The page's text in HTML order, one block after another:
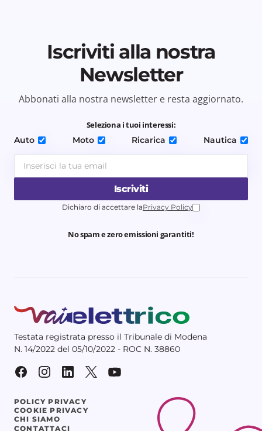
Iscriviti alla nostra
Newsletter
Abbonati alla nostra newsletter e resta aggiornato.
Seleziona i tuoi interessi:
Auto
Moto Ricarica Nautica
Iscriviti
Dichiaro di accettare laPrivacy Policy
No spam e zero emissioni garantiti!
Testata registrata presso il Tribunale di Modena
N. 14/2022 del 05/10/2022 - ROC N. 38860
POLICY PRIVACY
COOKIE PRIVACY
CHI SIAMO
CONTATTACI